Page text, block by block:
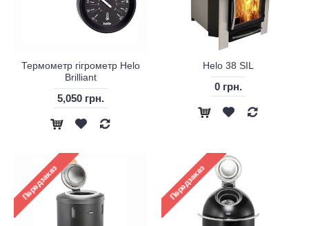
Термометр гігрометр Helo
Brilliant
5,050 грн.
Helo 38 SIL
0 грн.